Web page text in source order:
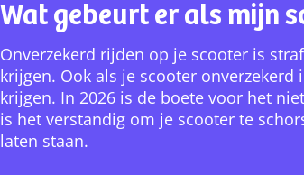
Wat gebeurt er als mijn
Onverzekerd rijden op je scooter is
krijgen. Ook als je scooter
krijgen. In 2026 is de boete voor het
is het verstandig om je scooter te
laten staan.